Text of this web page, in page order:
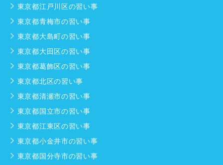
東京都江戸川区の習い事
東京都青梅市の習い事
東京都大島町の習い事
東京都大田区の習い事
東京都葛飾区の習い事
東京都北区の習い事
東京都清瀬市の習い事
東京都国立市の習い事
東京都江東区の習い事
東京都小金井市の習い事
東京都国分寺市の習い事